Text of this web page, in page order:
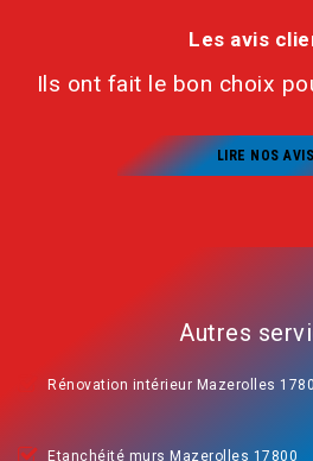
Les avis
Ils ont fait le bon choix
LIRE NOS AVIS
Autres
Rénovation intérieur Mazerolles
Etanchéité murs Mazerolles 17800